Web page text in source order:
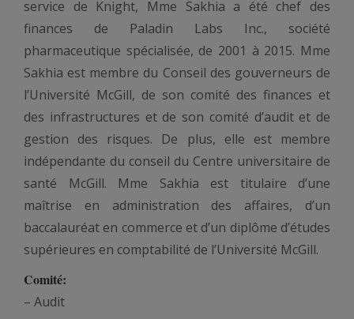
service de Knight, Mme Sakhia a été chef des
finances de Paladin Labs Inc., société
pharmaceutique spécialisée, de 2001 à 2015. Mme
Sakhia est membre du Conseil des gouverneurs de
l’Université McGill, de son comité des finances et
des infrastructures et de son comité d’audit et de
gestion des risques. De plus, elle est membre
indépendante du conseil du Centre universitaire de
santé McGill. Mme Sakhia est titulaire d’une
maîtrise en administration des affaires, d’un
baccalauréat en commerce et d’un diplôme d’études
supérieures en comptabilité de l’Université McGill.
Comité:
– Audit